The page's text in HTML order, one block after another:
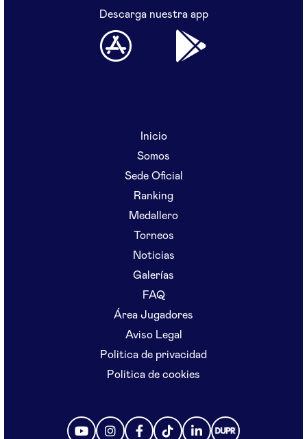
Descarga nuestra app
Inicio
Somos
Sede Oficial
Ranking
Medallero
Torneos
Noticias
Galerías
FAQ
Área Jugadores
Aviso Legal
Politica de privacidad
Politica de cookies